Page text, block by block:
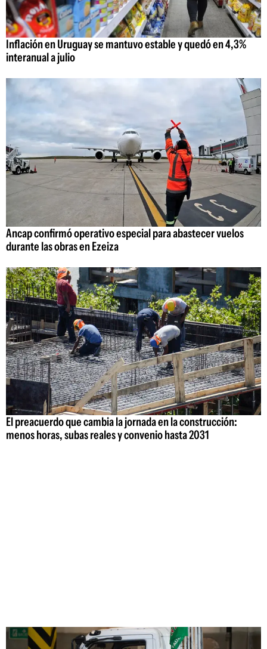
Inflación en Uruguay se mantuvo estable y quedó en 4,3%
interanual a julio
Ancap confirmó operativo especial para abastecer vuelos
durante las obras en Ezeiza
El preacuerdo que cambia la jornada en la construcción:
menos horas, subas reales y convenio hasta 2031